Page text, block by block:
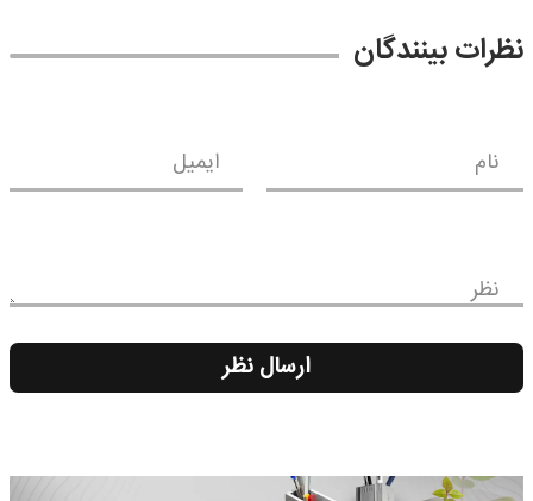
نظرات بینندگان
نام ایمیل
نظر
ارسال نظر